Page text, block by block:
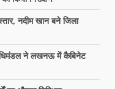
नदीम खान बने जिला
ने लखनऊ में कैबिनेट